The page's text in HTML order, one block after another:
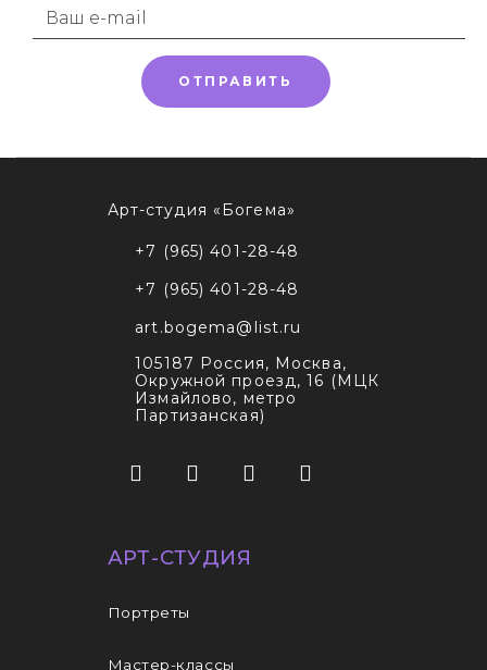
ОТПРАВИТЬ
Арт-студия «Богема»
+7 (965) 401-28-48
+7 (965) 401-28-48
art.bogema@list.ru
105187 Россия, Москва,
Окружной проезд, 16 (МЦК
Измайлово, метро
Партизанская)
АРТ-СТУДИЯ
Портреты
Мастер-классы